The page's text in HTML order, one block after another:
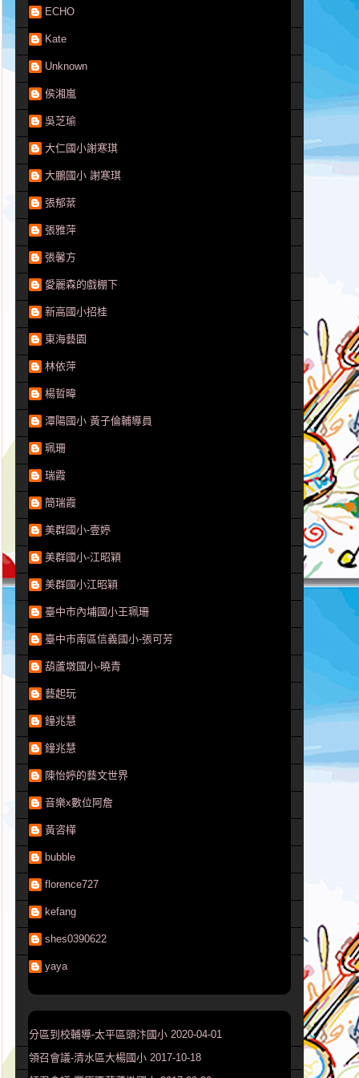
ECHO
Kate
Unknown
侯湘嵐
吳芝瑜
大仁國小謝寒琪
大鵬國小 謝寒琪
張郁棻
張雅萍
張馨方
愛麗森的戲棚下
新高國小招桂
東海藝園
林依萍
楊晢暐
潭陽國小 黃子倫輔導員
珮珊
瑞霞
簡瑞霞
美群國小-壹婷
美群國小-江昭穎
美群國小江昭穎
臺中市內埔國小王珮珊
臺中市南區信義國小-張可芳
葫蘆墩國小-曉青
藝起玩
鐘兆慧
鐘兆慧
陳怡婷的藝文世界
音樂x數位阿詹
黃咨樺
bubble
florence727
kefang
shes0390622
yaya
分區到校輔導-太平區頭汴國小 2020-04-01
領召會議-清水區大楊國小 2017-10-18